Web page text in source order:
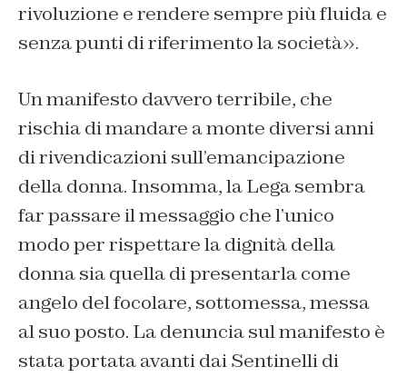
rivoluzione e rendere sempre più fluida e
senza punti di riferimento la società».
Un manifesto davvero terribile, che
rischia di mandare a monte diversi anni
di rivendicazioni sull’emancipazione
della donna. Insomma, la Lega sembra
far passare il messaggio che l’unico
modo per rispettare la dignità della
donna sia quella di presentarla come
angelo del focolare, sottomessa, messa
al suo posto. La denuncia sul manifesto è
stata portata avanti dai Sentinelli di